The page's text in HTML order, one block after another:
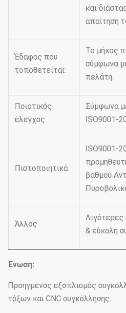
και
απαίτηση
Έδαφος που
τοποθετείται:
Το μήκος
σύμφωνα
πελάτη.
Ποιοτικός
έλεγχος
Σύμφωνα
ISO9001-
Πιστοποιητικά
ISO9001-
βαθμού
Άλλος
& εύκολη
Ένωση:
Προηγμένος εξοπλισμός
τόξων και CNC συγκόλλησης.